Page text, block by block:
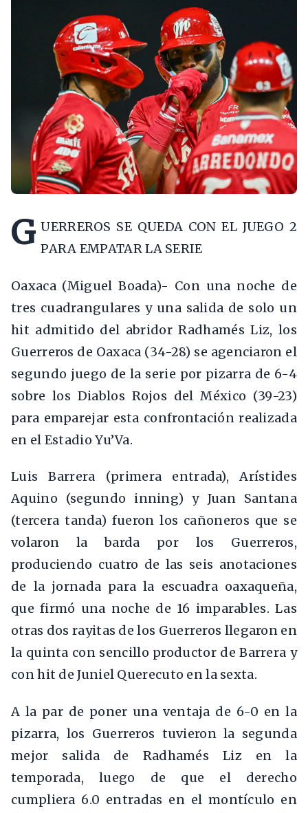
G UERREROS SE QUEDA CON EL JUEGO 2
PARA EMPATAR LA SERIE
Oaxaca (Miguel Boada)- Con una noche de
tres cuadrangulares y una salida de solo un
hit admitido del abridor Radhamés Liz, los
Guerreros de Oaxaca (34-28) se agenciaron el
segundo juego de la serie por pizarra de 6-4
sobre los Diablos Rojos del México (39-23)
para emparejar esta confrontación realizada
en el Estadio Yu’Va.
Luis Barrera (primera entrada), Arístides
Aquino (segundo inning) y Juan Santana
(tercera tanda) fueron los cañoneros que se
volaron la barda por los Guerreros,
produciendo cuatro de las seis anotaciones
de la jornada para la escuadra oaxaqueña,
que firmó una noche de 16 imparables. Las
otras dos rayitas de los Guerreros llegaron en
la quinta con sencillo productor de Barrera y
con hit de Juniel Querecuto en la sexta.
A la par de poner una ventaja de 6-0 en la
pizarra, los Guerreros tuvieron la segunda
mejor salida de Radhamés Liz en la
temporada, luego de que el derecho
cumpliera 6.0 entradas en el montículo en